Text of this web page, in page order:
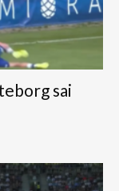
sai